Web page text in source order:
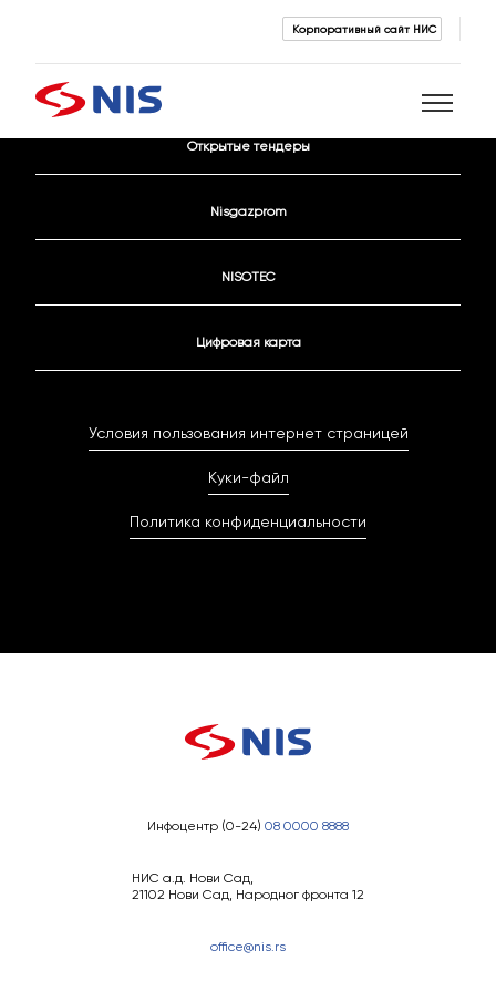
Корпоративный сайт НИС
Открытые тендеры
Nisgazprom
NISOTEC
Цифровая карта
Условия пользования интернет страницей
Куки-файл
Политика конфиденциальности
Инфоцентр (0-24) 08 0000 8888
НИС а.д. Нови Сад,
21102 Нови Сад, Народног фронта 12
office@nis.rs